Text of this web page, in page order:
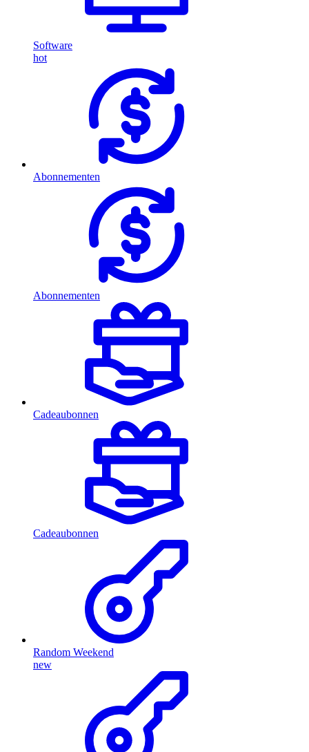
Software
hot
Abonnementen
Abonnementen
Cadeaubonnen
Cadeaubonnen
Random Weekend
new